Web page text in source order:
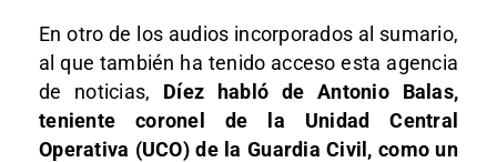
En otro de los audios incorporados al sumario,
al que también ha tenido acceso esta agencia
de noticias, Díez habló de Antonio Balas,
teniente coronel de la Unidad Central
Operativa (UCO) de la Guardia Civil, como un